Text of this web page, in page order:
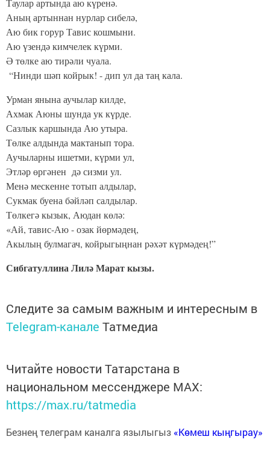
Таулар артында аю күренә.
Аның артыннан нурлар сибелә,
Аю бик горур Тавис кошмыни.
Аю үзендә кимчелек күрми.
Ә төлке аю тирәли чуала.
“Нинди шәп койрык! - дип ул да таң кала.
Урман янына аучылар килде,
Ахмак Аюны шунда ук күрде.
Сазлык каршында Аю утыра.
Төлке алдында мактанып тора.
Аучыларны ишетми, күрми ул,
Этләр өргәнен дә сизми ул.
Менә мескенне тотып алдылар,
Сукмак буена бәйләп салдылар.
Төлкегә кызык, Аюдан көлә:
«Ай, тавис-Аю - озак йөрмәдең,
Акылың булмагач, койрыгыңнан рәхәт күрмәдең!”
Сибгатуллина Лилә Марат кызы.
Следите за самым важным и интересным в
Telegram-канале Татмедиа
Читайте новости Татарстана в
национальном мессенджере MАХ:
https://max.ru/tatmedia
Безнең телеграм каналга язылыгыз «Көмеш кыңгырау»